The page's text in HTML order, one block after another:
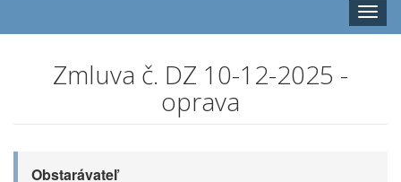
Toggle
Zmluva č. DZ 10-12-2025 -
oprava
Obstarávateľ